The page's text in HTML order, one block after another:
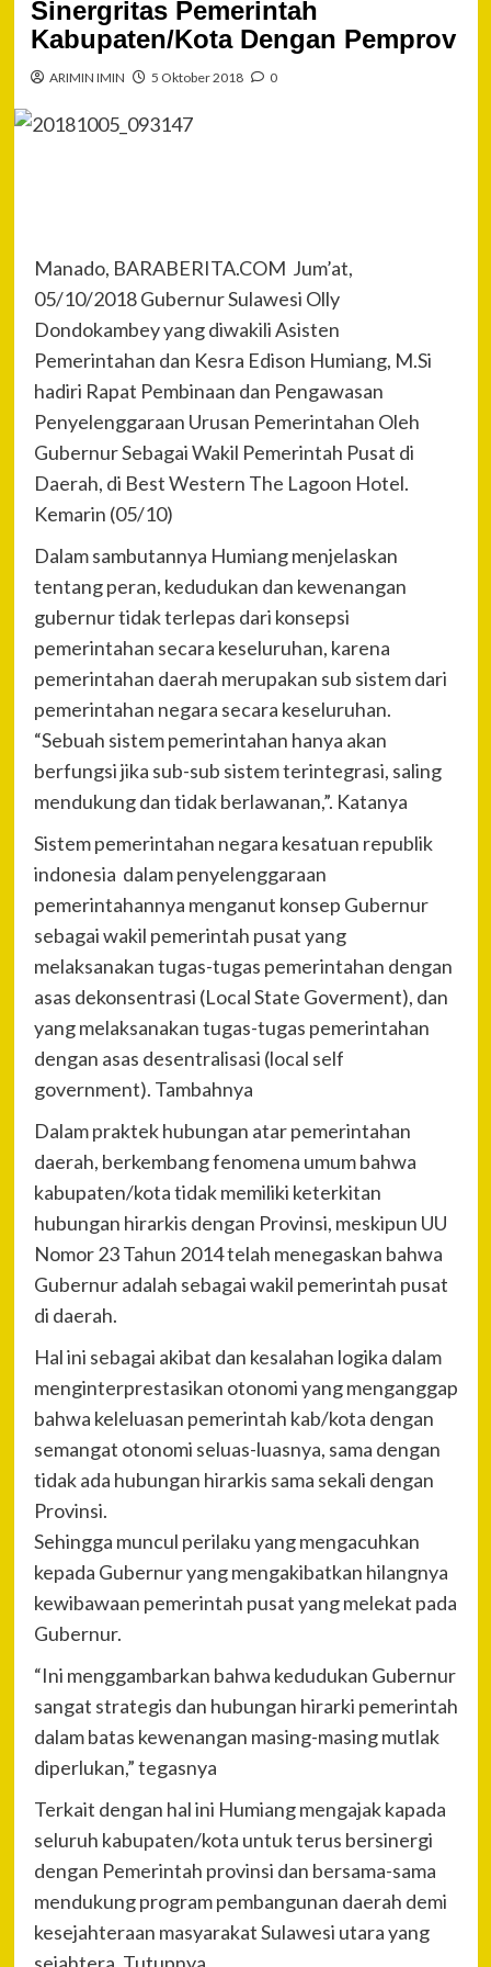
Sinergritas Pemerintah
Kabupaten/Kota Dengan Pemprov
ARIMIN IMIN 5 Oktober 2018 0
Manado, BARABERITA.COM Jum’at,
05/10/2018 Gubernur Sulawesi Olly
Dondokambey yang diwakili Asisten
Pemerintahan dan Kesra Edison Humiang, M.Si
hadiri Rapat Pembinaan dan Pengawasan
Penyelenggaraan Urusan Pemerintahan Oleh
Gubernur Sebagai Wakil Pemerintah Pusat di
Daerah, di Best Western The Lagoon Hotel.
Kemarin (05/10)
Dalam sambutannya Humiang menjelaskan
tentang peran, kedudukan dan kewenangan
gubernur tidak terlepas dari konsepsi
pemerintahan secara keseluruhan, karena
pemerintahan daerah merupakan sub sistem dari
pemerintahan negara secara keseluruhan.
“Sebuah sistem pemerintahan hanya akan
berfungsi jika sub-sub sistem terintegrasi, saling
mendukung dan tidak berlawanan,”. Katanya
Sistem pemerintahan negara kesatuan republik
indonesia dalam penyelenggaraan
pemerintahannya menganut konsep Gubernur
sebagai wakil pemerintah pusat yang
melaksanakan tugas-tugas pemerintahan dengan
asas dekonsentrasi (Local State Goverment), dan
yang melaksanakan tugas-tugas pemerintahan
dengan asas desentralisasi (local self
government). Tambahnya
Dalam praktek hubungan atar pemerintahan
daerah, berkembang fenomena umum bahwa
kabupaten/kota tidak memiliki keterkitan
hubungan hirarkis dengan Provinsi, meskipun UU
Nomor 23 Tahun 2014 telah menegaskan bahwa
Gubernur adalah sebagai wakil pemerintah pusat
di daerah.
Hal ini sebagai akibat dan kesalahan logika dalam
menginterprestasikan otonomi yang menganggap
bahwa keleluasan pemerintah kab/kota dengan
semangat otonomi seluas-luasnya, sama dengan
tidak ada hubungan hirarkis sama sekali dengan
Provinsi.
Sehingga muncul perilaku yang mengacuhkan
kepada Gubernur yang mengakibatkan hilangnya
kewibawaan pemerintah pusat yang melekat pada
Gubernur.
“Ini menggambarkan bahwa kedudukan Gubernur
sangat strategis dan hubungan hirarki pemerintah
dalam batas kewenangan masing-masing mutlak
diperlukan,” tegasnya
Terkait dengan hal ini Humiang mengajak kapada
seluruh kabupaten/kota untuk terus bersinergi
dengan Pemerintah provinsi dan bersama-sama
mendukung program pembangunan daerah demi
kesejahteraan masyarakat Sulawesi utara yang